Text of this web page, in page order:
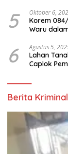
5 Oktober 6,
Korem
6 Agustus 5,
Lahan
Caplok
Berita Kriminal